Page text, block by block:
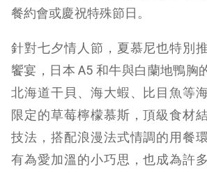
餐約會或慶祝特殊節日。
針對七夕情人節，夏慕尼也特別
饗宴，日本 A5 和牛與白蘭地鴨胸
北海道干貝、海大蝦、比目魚等
限定的草莓檸檬慕斯，頂級食材
技法，搭配浪漫法式情調的用餐
有為愛加溫的小巧思，也成為許